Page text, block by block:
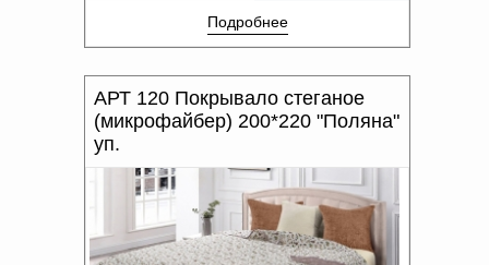
Подробнее
АРТ 120 Покрывало стеганое
(микрофайбер) 200*220 "Поляна"
уп.